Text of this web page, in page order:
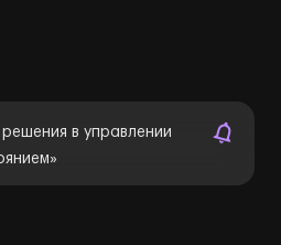
в управлении